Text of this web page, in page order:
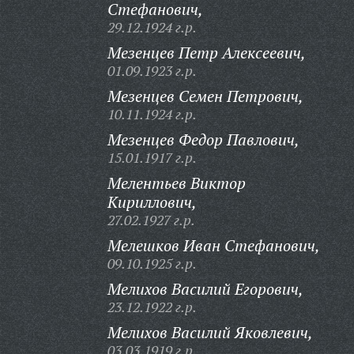
Стефанович,
29.12.1924 г.р.
Мезенцев Петр Алексеевич,
01.09.1923 г.р.
Мезенцев Семен Петрович,
10.11.1924 г.р.
Мезенцев Федор Павлович,
15.01.1917 г.р.
Мелентьев Виктор
Кириллович,
27.02.1927 г.р.
Мелешков Иван Стефанович,
09.10.1925 г.р.
Мелихов Василий Егорович,
23.12.1922 г.р.
Мелихов Василий Яковлевич,
03.03.1919 г.р.